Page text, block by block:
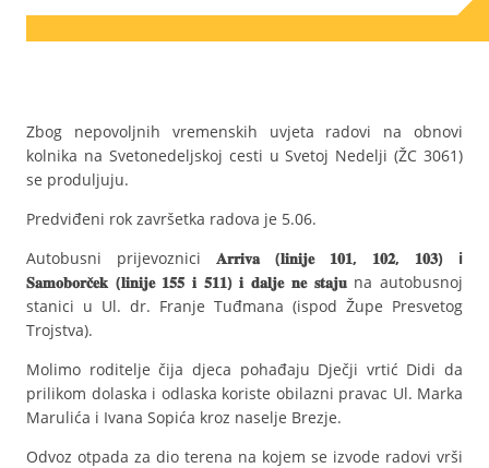
Zbog nepovoljnih vremenskih uvjeta radovi na obnovi
kolnika na Svetonedeljskoj cesti u Svetoj Nedelji (ŽC 3061)
se produljuju.
Predviđeni rok završetka radova je 5.06.
Autobusni prijevoznici 𝐀𝐫𝐫𝐢𝐯𝐚 (𝐥𝐢𝐧𝐢𝐣𝐞 𝟏𝟎𝟏, 𝟏𝟎𝟐, 𝟏𝟎𝟑) i
𝐒𝐚𝐦𝐨𝐛𝐨𝐫𝐜̌𝐞𝐤 (𝐥𝐢𝐧𝐢𝐣𝐞 𝟏𝟓𝟓 𝐢 𝟓𝟏𝟏) 𝐢 𝐝𝐚𝐥𝐣𝐞 𝐧𝐞 𝐬𝐭𝐚𝐣𝐮na autobusnoj
stanici u Ul. dr. Franje Tuđmana (ispod Župe Presvetog
Trojstva).
Molimo roditelje čija djeca pohađaju Dječji vrtić Didi da
prilikom dolaska i odlaska koriste obilazni pravac Ul. Marka
Marulića i Ivana Sopića kroz naselje Brezje.
Odvoz otpada za dio terena na kojem se izvode radovi vrši